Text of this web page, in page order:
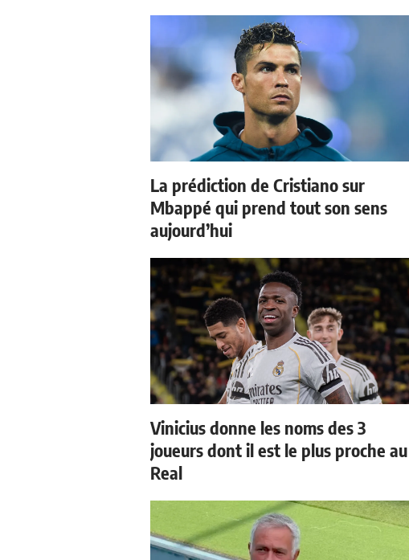
La prédiction de Cristiano sur
Mbappé qui prend tout son sens
aujourd’hui
Vinicius donne les noms des 3
joueurs dont il est le plus proche au
Real